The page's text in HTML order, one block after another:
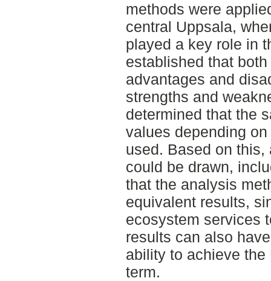
methods were
central Uppsala,
played a key role in
established that
advantages and
strengths and
determined that the
values depending
used. Based on
could be drawn,
that the analysis
equivalent results,
ecosystem services
results can also
ability to achieve
term.